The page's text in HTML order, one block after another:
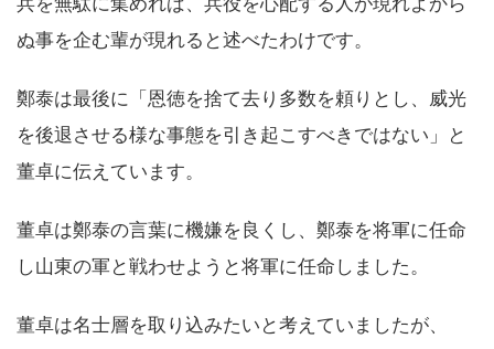
ぬ事を企む輩が現れると述べたわけです。
鄭泰は最後に「恩徳を捨て去り多数を頼りとし、威光
を後退させる様な事態を引き起こすべきではない」と
董卓に伝えています。
董卓は鄭泰の言葉に機嫌を良くし、鄭泰を将軍に任命
し山東の軍と戦わせようと将軍に任命しました。
董卓は名士層を取り込みたいと考えていましたが、